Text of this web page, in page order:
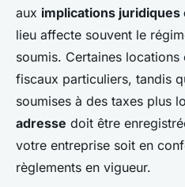
aux implications juridiques
lieu affecte souvent le
soumis. Certaines
fiscaux particuliers, tandis
soumises à des taxes plus
adresse doit être
votre entreprise soit en
règlements en vigueur.